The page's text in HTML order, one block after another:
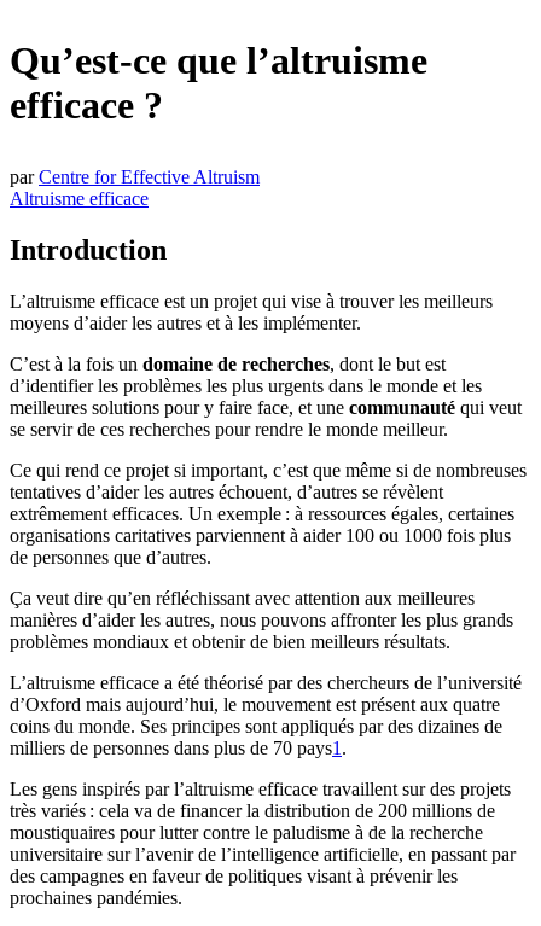
Qu’est-ce que l’altruisme
efficace ?
par Centre for Effective Altruism
Altruisme efficace
Introduction
L’altruisme efficace est un projet qui vise à trouver les meilleurs
moyens d’aider les autres et à les implémenter.
C’est à la fois un domaine de recherches, dont le but est
d’identifier les problèmes les plus urgents dans le monde et les
meilleures solutions pour y faire face, et une communauté qui veut
se servir de ces recherches pour rendre le monde meilleur.
Ce qui rend ce projet si important, c’est que même si de nombreuses
tentatives d’aider les autres échouent, d’autres se révèlent
extrêmement efficaces. Un exemple : à ressources égales, certaines
organisations caritatives parviennent à aider 100 ou 1000 fois plus
de personnes que d’autres.
Ça veut dire qu’en réfléchissant avec attention aux meilleures
manières d’aider les autres, nous pouvons affronter les plus grands
problèmes mondiaux et obtenir de bien meilleurs résultats.
L’altruisme efficace a été théorisé par des chercheurs de l’université
d’Oxford mais aujourd’hui, le mouvement est présent aux quatre
coins du monde. Ses principes sont appliqués par des dizaines de
milliers de personnes dans plus de 70 pays⁠1 .
Les gens inspirés par l’altruisme efficace travaillent sur des projets
très variés : cela va de financer la distribution de 200 millions de
moustiquaires pour lutter contre le paludisme à de la recherche
universitaire sur l’avenir de l’intelligence artificielle, en passant par
des campagnes en faveur de politiques visant à prévenir les
prochaines pandémies.